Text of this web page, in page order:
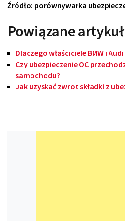
Źródło: porównywarka
Powiązane
Dlaczego właściciele BMW i
Czy ubezpieczenie OC
samochodu?
Jak uzyskać zwrot składki z